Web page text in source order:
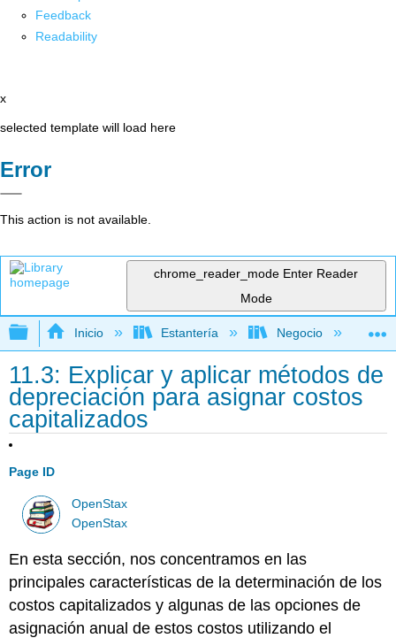
Feedback
Readability
x
selected template will load here
Error
This action is not available.
chrome_reader_mode Enter Reader
Mode
Expandir/contraer jerarquía global
Inicio Estantería Negocio
11.3: Explicar y aplicar métodos de
depreciación para asignar costos
capitalizados
Page ID
OpenStax
OpenStax
En esta sección, nos concentramos en las
principales características de la determinación de los
costos capitalizados y algunas de las opciones de
asignación anual de estos costos utilizando el